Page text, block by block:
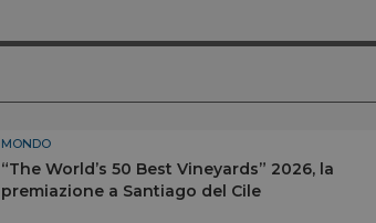
MONDO
“The World’s 50 Best Vineyards” 2026, la
premiazione a Santiago del Cile